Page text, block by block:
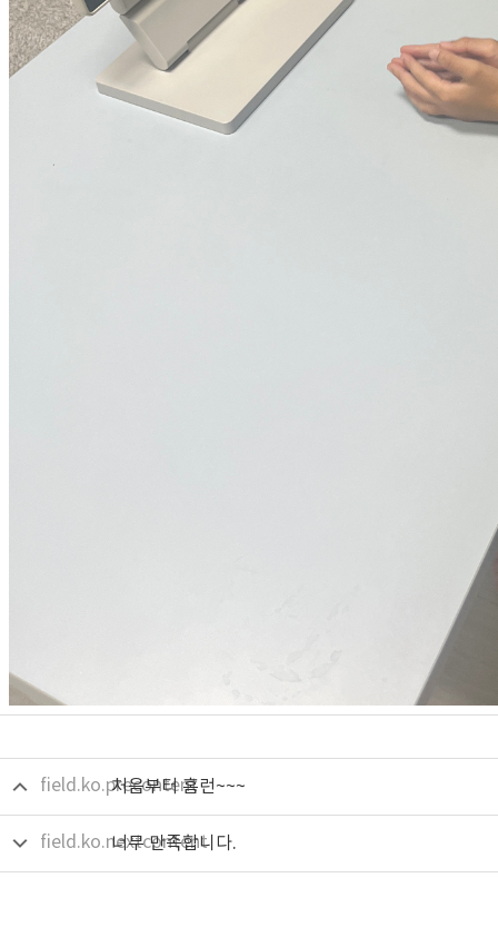
field.ko.precontent
처음부터 홈런~~~
field.ko.nextcontent
너무 만족합니다.